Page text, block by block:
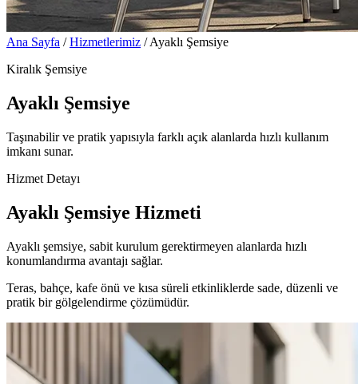
Ana Sayfa / Hizmetlerimiz / Ayaklı Şemsiye
Kiralık Şemsiye
Ayaklı Şemsiye
Taşınabilir ve pratik yapısıyla farklı açık alanlarda hızlı kullanım
imkanı sunar.
Hizmet Detayı
Ayaklı Şemsiye Hizmeti
Ayaklı şemsiye, sabit kurulum gerektirmeyen alanlarda hızlı
konumlandırma avantajı sağlar.
Teras, bahçe, kafe önü ve kısa süreli etkinliklerde sade, düzenli ve
pratik bir gölgelendirme çözümüdür.